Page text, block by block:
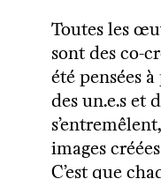
Toutes les
sont des co-
été pensées
des un.e.s et
images
C’est que